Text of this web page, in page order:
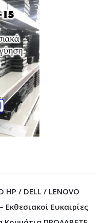
/ DELL / LENOVO
Ευκαιρίες